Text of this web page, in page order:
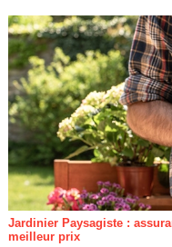
Jardinier Paysagiste :
meilleur prix